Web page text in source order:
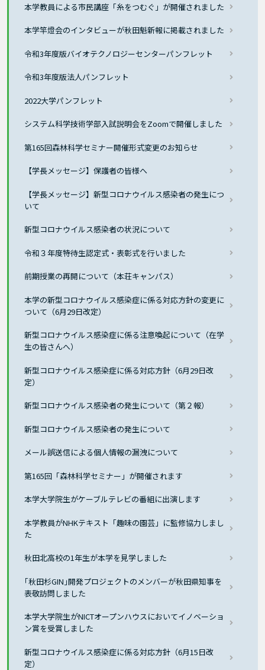
本学教員による市民講座「糸をつむぐ」が開催されました
本学竿燈会のインタビューが秋田魁新報に掲載されました
令和3年度版バイオテクノロジーセンターパンフレット
令和3年度版法人パンフレット
2022大学パンフレット
システム科学技術学部入試説明会をZoomで開催しました
第165回森林科学セミナー開催形式変更のお知らせ
【学長メッセージ】保護者の皆様へ
【学長メッセージ】新型コロナウイルス感染者の発生につ
いて
新型コロナウイルス感染者の状況について
令和３年度特待生認定式・表彰式を行いました
前期授業の再開について（本荘キャンパス）
本学の新型コロナウイルス感染症に係る対応方針の変更に
ついて（6月29日改定）
新型コロナウイルス感染症に係る注意喚起について（在学
生の皆さんへ）
新型コロナウイルス感染症に係る対応方針（6月29日改
定）
新型コロナウイルス感染者の発生について（第２報）
新型コロナウイルス感染者の発生について
メール誤送信による個人情報の漏洩について
第165回「森林科学セミナー」が開催されます
本学大学院生がケーブルテレビの番組に出演します
本学教員がNHKテキスト「趣味の園芸」に監修協力しまし
た
秋田北高校の1年生が本学を見学しました
｢秋田杉GIN｣開発プロジェクトのメンバーが秋田県知事を
表敬訪問しました
本学大学院生がNICTオープンハウスにおいてイノベーショ
ン賞を受賞しました
新型コロナウイルス感染症に係る対応方針（6月15日改
定）